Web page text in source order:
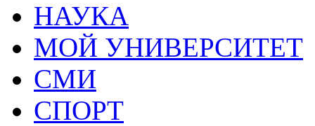
НАУКА
МОЙ УНИВЕРСИТЕТ
СМИ
СПОРТ